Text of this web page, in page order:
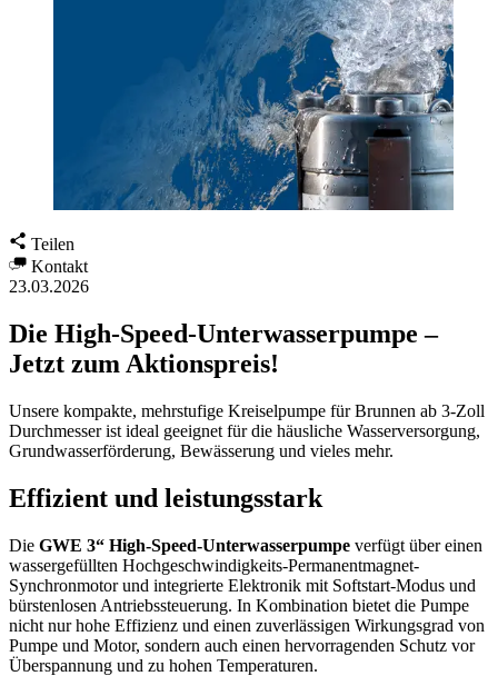
Teilen
Kontakt
23.03.2026
Die High-Speed-Unterwasserpumpe –
Jetzt zum Aktionspreis!
Unsere kompakte, mehrstufige Kreiselpumpe für Brunnen ab 3-Zoll
Durchmesser ist ideal geeignet für die häusliche Wasserversorgung,
Grundwasserförderung, Bewässerung und vieles mehr.
Effizient und leistungsstark
Die GWE 3“ High-Speed-Unterwasserpumpe verfügt über einen
wassergefüllten Hochgeschwindigkeits-Permanentmagnet-
Synchronmotor und integrierte Elektronik mit Softstart-Modus und
bürstenlosen Antriebssteuerung. In Kombination bietet die Pumpe
nicht nur hohe Effizienz und einen zuverlässigen Wirkungsgrad von
Pumpe und Motor, sondern auch einen hervorragenden Schutz vor
Überspannung und zu hohen Temperaturen.